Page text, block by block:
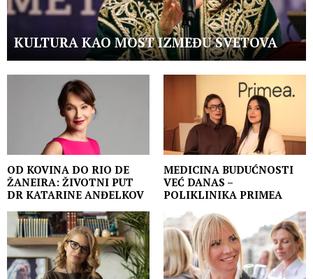
KULTURA KAO MOST IZMEĐU SVETOVA
OD KOVINA DO RIO DE
ŽANEIRA: ŽIVOTNI PUT
DR KATARINE ANĐELKOV
MEDICINA BUDUĆNOSTI
VEĆ DANAS –
POLIKLINIKA PRIMEA